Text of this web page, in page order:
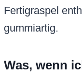
Fertigraspel
gummiartig.
Was, wenn